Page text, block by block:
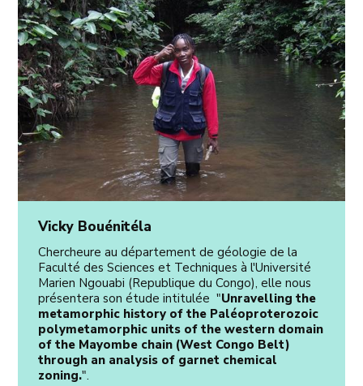
Vicky Bouénitéla
Chercheure au département de géologie de la
Faculté des Sciences et Techniques à l'Université
Marien Ngouabi (Republique du Congo), elle nous
présentera son étude intitulée "Unravelling the
metamorphic history of the Paléoproterozoic
polymetamorphic units of the western domain
of the Mayombe chain (West Congo Belt)
through an analysis of garnet chemical
zoning.".